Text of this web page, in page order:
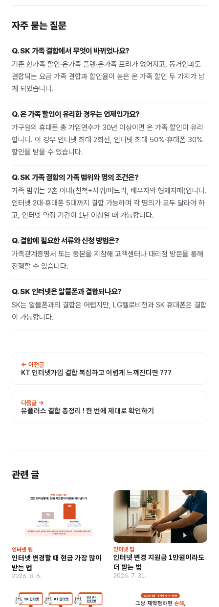
자주 묻는 질문
Q.SK 가족 결합에서 무엇이 바뀌었나요?
기존 한가족 할인·온가족 플랜·온가족 프리가 없어지고, 동거인과도
결합되는 요금 가족 결합과 할인율이 높은 온 가족 할인 두 가지가 남
게 되었습니다.
Q.온 가족 할인이 유리한 경우는 언제인가요?
가구원의 휴대폰 총 가입연수가 30년 이상이면 온 가족 할인이 유리
합니다. 이 경우 인터넷 최대 2회선, 인터넷 최대 50%·휴대폰 30%
할인을 받을 수 있습니다.
Q.SK 가족 결합의 가족 범위와 명의 조건은?
가족 범위는 2촌 이내(친척+사위/며느리, 배우자의 형제자매)입니다.
인터넷 2대·휴대폰 5대까지 결합 가능하며 각 명의가 모두 달라야 하
고, 인터넷 약정 기간이 1년 이상일 때 가능합니다.
Q.결합에 필요한 서류와 신청 방법은?
가족관계증명서 또는 등본을 지참해 고객센터나 대리점 방문을 통해
진행할 수 있습니다.
Q.SK 인터넷은 알뜰폰과 결합되나요?
SK는 알뜰폰과의 결합은 어렵지만, LG헬로비전과 SK 휴대폰은 결합
이 가능합니다.
← 이전글
KT 인터넷가입 결합 복잡하고 어렵게 느껴진다면 ???
다음글 →
유플러스 결합 총정리 ! 한 번에 제대로 확인하기
관련 글
인터넷 팁
인터넷 변경할 때 현금 가장 많이
받는 법
2026. 8. 6.
인터넷 팁
인터넷 변경 지원금 1만원이라도
더 받는 법
2026. 7. 31.